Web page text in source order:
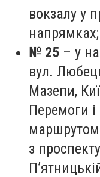
вокзалу у
напрямках;
№ 25 – у
вул.
Мазепи,
Перемоги
з